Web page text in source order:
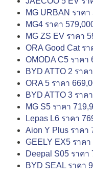
MG URBAN ราคา
MG4 ราคา
MG ZS EV ราคา
ORA Good Cat ร
OMODA C5 ราคา
BYD ATTO 2 ราค
ORA 5 ราคา
BYD ATTO 3 ราค
MG S5 ราคา
Lepas L6 ราคา
Aion Y Plus ราคา
GEELY EX5 ราคา
Deepal S05 ราคา
BYD SEAL ราคา